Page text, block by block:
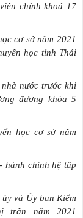
chính khoá 17
cơ sở năm 2021
học tỉnh Thái
nước trước khi
đương khóa 5
học cơ sở năm
hành chính hệ tập
và Ủy ban Kiểm
trấn năm 2021